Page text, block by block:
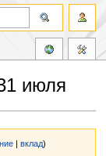
июля
|вклад)